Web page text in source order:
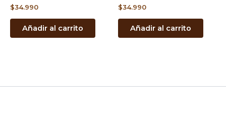
$34.990
Añadir al carrito
$34.990
Añadir al carrito